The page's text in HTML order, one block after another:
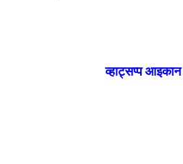
व्हाट्सप्प